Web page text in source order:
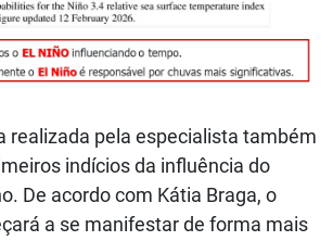
realizada pela especialista também
indícios da influência do
De acordo com Kátia Braga, o
a se manifestar de forma mais